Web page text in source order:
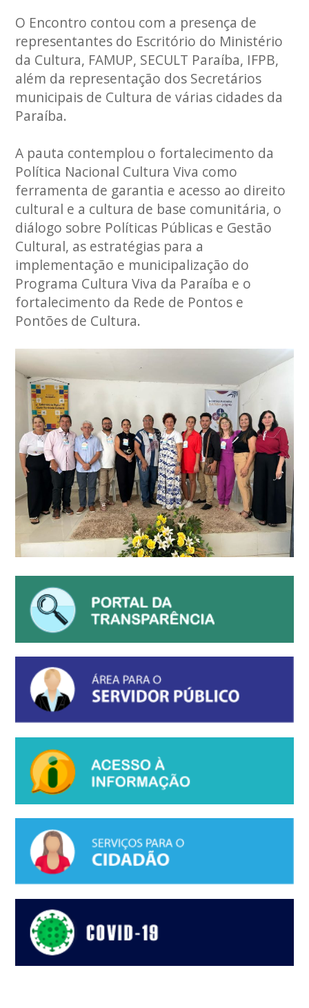
O Encontro contou com a presença de
representantes do Escritório do Ministério
da Cultura, FAMUP, SECULT Paraíba, IFPB,
além da representação dos Secretários
municipais de Cultura de várias cidades da
Paraíba.
A pauta contemplou o fortalecimento da
Política Nacional Cultura Viva como
ferramenta de garantia e acesso ao direito
cultural e a cultura de base comunitária, o
diálogo sobre Políticas Públicas e Gestão
Cultural, as estratégias para a
implementação e municipalização do
Programa Cultura Viva da Paraíba e o
fortalecimento da Rede de Pontos e
Pontões de Cultura.